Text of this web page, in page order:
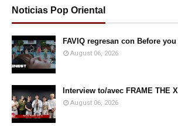
Noticias Pop Oriental
FAVIQ regresan con Before
August 06, 2026
Interview to/avec FRAME THE X
August 06, 2026